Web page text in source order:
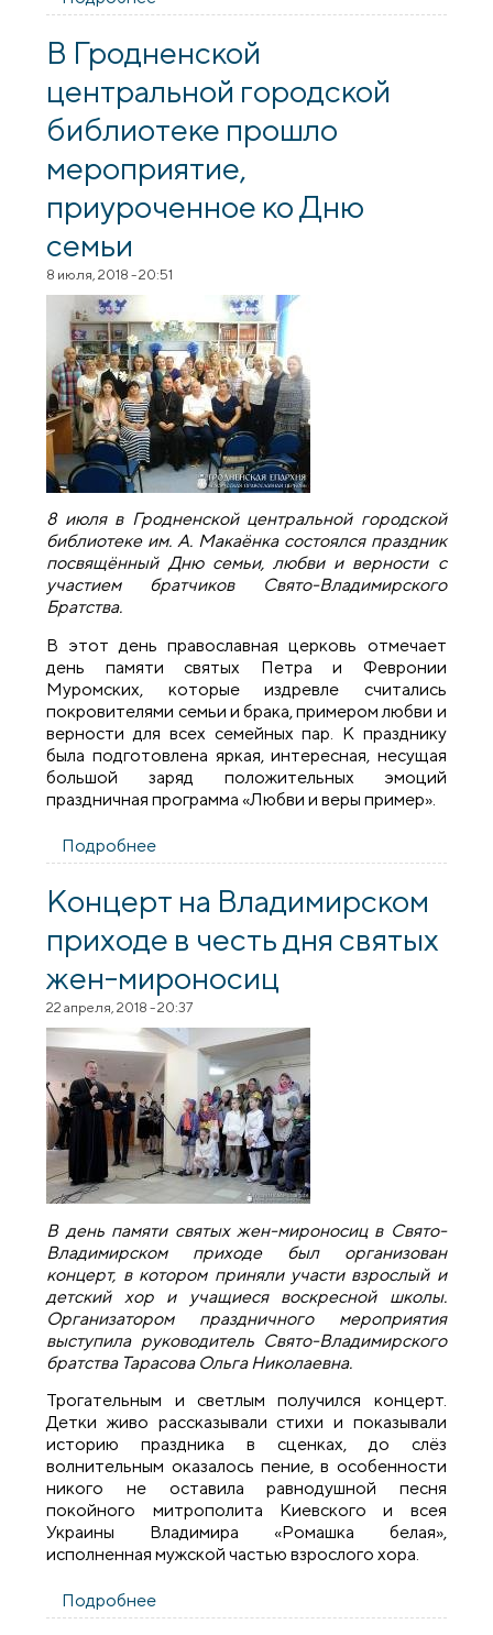
архиепископ Артемий совершил
литургию в Свято-Владимирской церкви
города Гродно
В Гродненской
центральной городской
библиотеке прошло
мероприятие,
приуроченное ко Дню
семьи
8 июля, 2018 - 20:51
8 июля в Гродненской центральной городской
библиотеке им. А. Макаёнка состоялся праздник
посвящённый Дню семьи, любви и верности с
участием братчиков Свято-Владимирского
Братства.
В этот день православная церковь отмечает
день памяти святых Петра и Февронии
Муромских, которые издревле считались
покровителями семьи и брака, примером любви и
верности для всех семейных пар. К празднику
была подготовлена яркая, интересная, несущая
большой заряд положительных эмоций
праздничная программа «Любви и веры пример».
Подробнее
городской библиотеке прошло
мероприятие, приуроченное ко Дню
семьи
Концерт на Владимирском
приходе в честь дня святых
жен-мироносиц
22 апреля, 2018 - 20:37
В день памяти святых жен-мироносиц в Свято-
Владимирском приходе был организован
концерт, в котором приняли участи взрослый и
детский хор и учащиеся воскресной школы.
Организатором праздничного мероприятия
выступила руководитель Свято-Владимирского
братства Тарасова Ольга Николаевна.
Трогательным и светлым получился концерт.
Детки живо рассказывали стихи и показывали
историю праздника в сценках, до слёз
волнительным оказалось пение, в особенности
никого не оставила равнодушной песня
покойного митрополита Киевского и всея
Украины Владимира «Ромашка белая»,
исполненная мужской частью взрослого хора.
Подробнее
честь дня святых жен-мироносиц